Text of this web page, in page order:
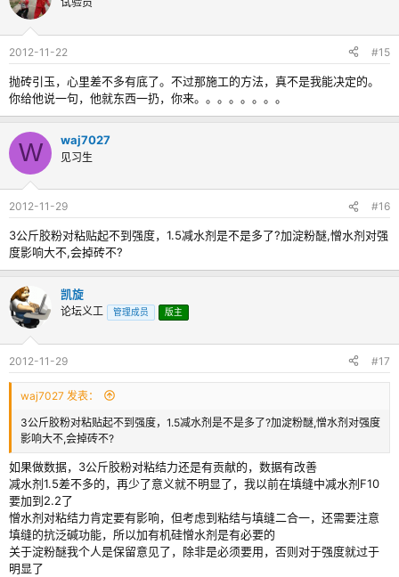
2012-11-22 #15
抛砖引玉，心里差不多有底了。不过那施工的方法，真不是我能决定的。
你给他说一句，他就东西一扔，你来。。。。。。。。
W waj7027
见习生
2012-11-29 #16
3公斤胶粉对粘贴起不到强度，1.5减水剂是不是多了?加淀粉醚,憎水剂对强
度影响大不,会掉砖不?
凯旋
论坛义工 管理成员 版主
2012-11-29 #17
waj7027 发表：
3公斤胶粉对粘贴起不到强度，1.5减水剂是不是多了?加淀粉醚,憎水剂对强度
影响大不,会掉砖不?
如果做数据，3公斤胶粉对粘结力还是有贡献的，数据有改善
减水剂1.5差不多的，再少了意义就不明显了，我以前在填缝中减水剂F10
要加到2.2了
憎水剂对粘结力肯定要有影响，但考虑到粘结与填缝二合一，还需要注意
填缝的抗泛碱功能，所以加有机硅憎水剂是有必要的
关于淀粉醚我个人是保留意见了，除非是必须要用，否则对于强度就过于
明显了